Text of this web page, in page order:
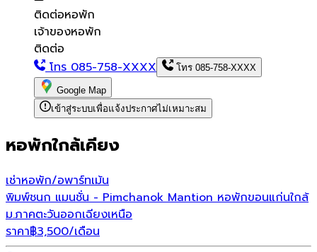
ติดต่อหอพัก
เจ้าของหอพัก
ติดต่อ
โทร085-758-XXXX โทร 085-758-XXXX
Google Map
เข้าสู่ระบบเพื่อแจ้งประกาศไม่เหมาะสม
หอพักใกล้เคียง
เช่าหอพัก/อพาร์ทเม้น
พิมพ์ชนก แมนชั่น - Pimchanok Mantion หอพักขอนแก่นใกล้
ม.ภาคตะวันออกเฉียงเหนือ
ราคา฿3,500/เดือน